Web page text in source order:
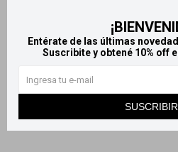
Entérate de las últimas
Suscribite y obtené 10% off
Gelal suspensión - 360 ML
$ 1.017 $ 1.130